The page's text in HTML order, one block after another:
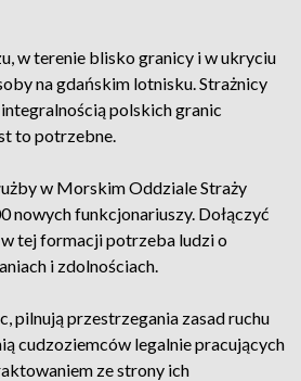
w terenie blisko granicy i w ukryciu
na gdańskim lotnisku. Strażnicy
polskich granic
to potrzebne.
w Morskim Oddziale Straży
nowych funkcjonariuszy. Dołączyć
tej formacji potrzeba ludzi o
i zdolnościach.
pilnują przestrzegania zasad ruchu
cudzoziemców legalnie pracujących
ze strony ich